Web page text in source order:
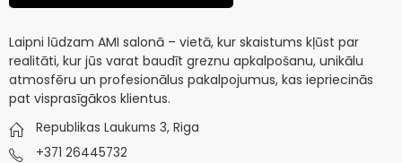
Laipni lūdzam AMI salonā – vietā, kur skaistums kļūst par
realitāti, kur jūs varat baudīt greznu apkalpošanu, unikālu
atmosfēru un profesionālus pakalpojumus, kas iepriecinās
pat visprasīgākos klientus.
Republikas Laukums 3, Riga
+371 26445732